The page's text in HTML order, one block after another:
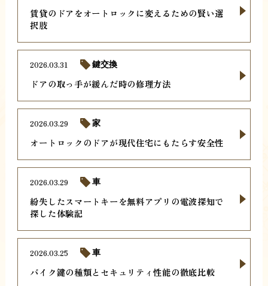
賃貸のドアをオートロックに変えるための賢い選
択肢
ドアの取っ手が緩んだ時の修理方法
2026.03.31 鍵交換
オートロックのドアが現代住宅にもたらす安全性
2026.03.29 家
紛失したスマートキーを無料アプリの電波探知で
探した体験記
2026.03.29 車
バイク鍵の種類とセキュリティ性能の徹底比較
2026.03.25 車